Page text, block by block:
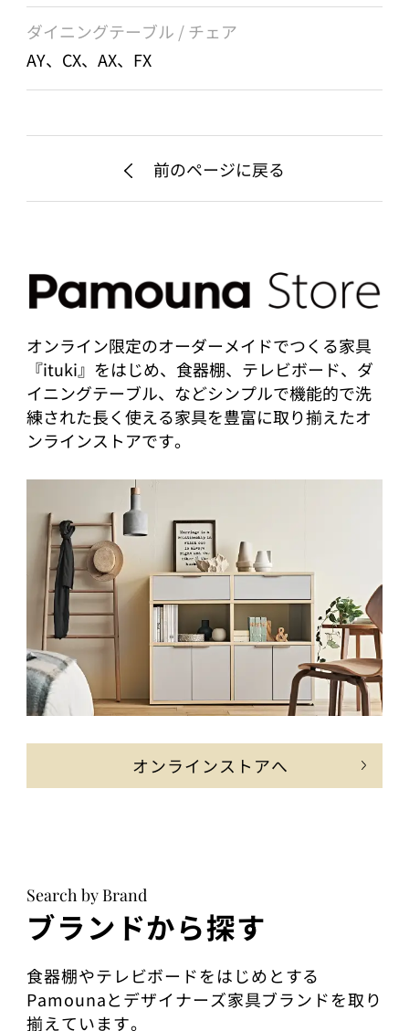
ダイニングテーブル / チェア
AY、CX、AX、FX
前のページに戻る
オンライン限定のオーダーメイドでつくる家具
『ituki』をはじめ、食器棚、テレビボード、ダ
イニングテーブル、などシンプルで機能的で洗
練された長く使える家具を豊富に取り揃えたオ
ンラインストアです。
オンラインストアへ
Search by Brand
ブランドから探す
食器棚やテレビボードをはじめとする
Pamounaとデザイナーズ家具ブランドを取り
揃えています。